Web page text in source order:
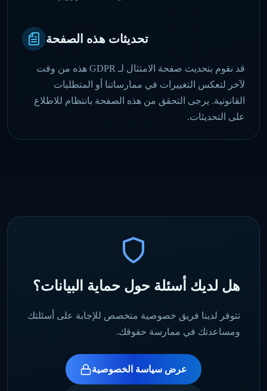
تحديثات هذه الصفحة
قد نقوم بتحديث صفحة الامتثال لـ GDPR هذه من وقت
لآخر لتعكس التغييرات في ممارساتنا أو المتطلبات
القانونية. يرجى التحقق من هذه الصفحة بانتظام للاطلاع
على التحديثات.
هل لديك أسئلة حول حماية البيانات؟
تتوفر لدينا فريق خصوصية متخصص للإجابة على أسئلتك
ومساعدتك في ممارسة حقوقك.
عرض سياسة الخصوصية